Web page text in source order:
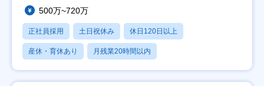
500万~720万
正社員採用 土日祝休み 休日120日以上
産休・育休あり 月残業20時間以内